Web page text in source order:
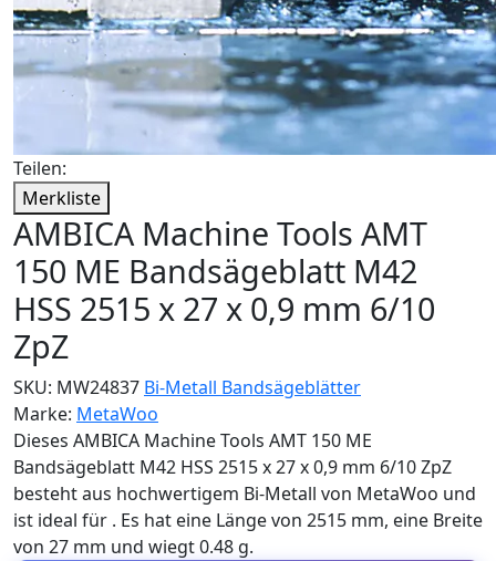
Teilen:
Merkliste
AMBICA Machine Tools AMT
150 ME Bandsägeblatt M42
HSS 2515 x 27 x 0,9 mm 6/10
ZpZ
SKU: MW24837 Bi-Metall Bandsägeblätter
Marke: MetaWoo
Dieses AMBICA Machine Tools AMT 150 ME
Bandsägeblatt M42 HSS 2515 x 27 x 0,9 mm 6/10 ZpZ
besteht aus hochwertigem Bi-Metall von MetaWoo und
ist ideal für . Es hat eine Länge von 2515 mm, eine Breite
von 27 mm und wiegt 0.48 g.